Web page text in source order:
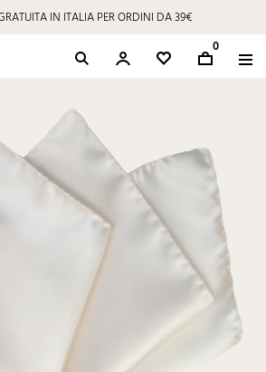
IN ITALIA PER ORDINI DA 39€
0